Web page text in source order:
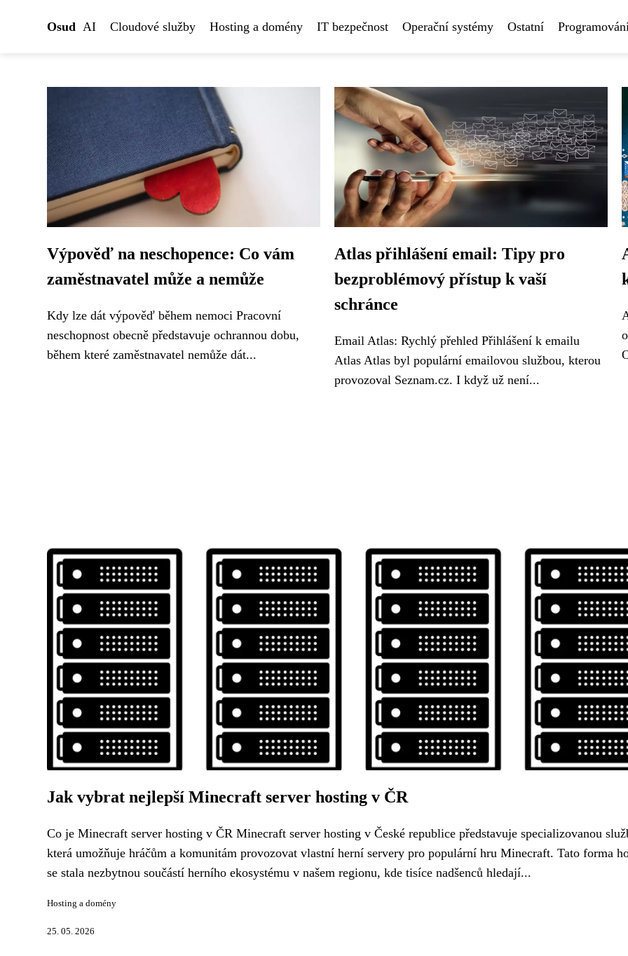
Osud AI Cloudové služby Hosting a domény IT bezpečnost Operační systémy Ostatní
Výpověď na neschopence: Co vám
zaměstnavatel může a nemůže
Kdy lze dát výpověď během nemoci Pracovní
neschopnost obecně představuje ochrannou dobu,
během které zaměstnavatel nemůže dát...
Atlas přihlášení email: Tipy pro
bezproblémový přístup k vaší
schránce
Email Atlas: Rychlý přehled Přihlášení k emailu
Atlas Atlas byl populární emailovou službou, kterou
provozoval Seznam.cz. I když už není...
Jak vybrat nejlepší Minecraft server hosting v ČR
Co je Minecraft server hosting v ČR Minecraft server hosting v České republice představuje specializovanou
která umožňuje hráčům a komunitám provozovat vlastní herní servery pro populární hru Minecraft. Tato forma
se stala nezbytnou součástí herního ekosystému v našem regionu, kde tisíce nadšenců hledají...
Hosting a domény
25. 05. 2026